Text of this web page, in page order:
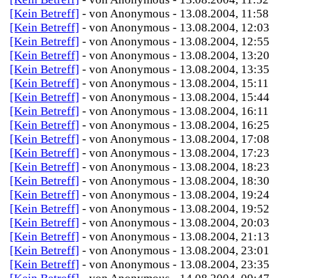
[Kein Betreff] - von Anonymous - 13.08.2004, 11:58
[Kein Betreff] - von Anonymous - 13.08.2004, 12:03
[Kein Betreff] - von Anonymous - 13.08.2004, 12:55
[Kein Betreff] - von Anonymous - 13.08.2004, 13:20
[Kein Betreff] - von Anonymous - 13.08.2004, 13:35
[Kein Betreff] - von Anonymous - 13.08.2004, 15:11
[Kein Betreff] - von Anonymous - 13.08.2004, 15:44
[Kein Betreff] - von Anonymous - 13.08.2004, 16:11
[Kein Betreff] - von Anonymous - 13.08.2004, 16:25
[Kein Betreff] - von Anonymous - 13.08.2004, 17:08
[Kein Betreff] - von Anonymous - 13.08.2004, 17:23
[Kein Betreff] - von Anonymous - 13.08.2004, 18:23
[Kein Betreff] - von Anonymous - 13.08.2004, 18:30
[Kein Betreff] - von Anonymous - 13.08.2004, 19:24
[Kein Betreff] - von Anonymous - 13.08.2004, 19:52
[Kein Betreff] - von Anonymous - 13.08.2004, 20:03
[Kein Betreff] - von Anonymous - 13.08.2004, 21:13
[Kein Betreff] - von Anonymous - 13.08.2004, 23:01
[Kein Betreff] - von Anonymous - 13.08.2004, 23:35